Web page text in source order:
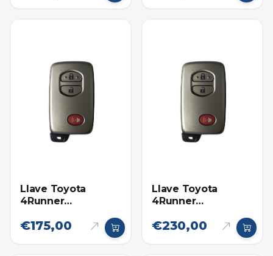
Llave Toyota
4Runner
€175,00
Llave Toyota
4Runner
Eléctronica original
€230,00